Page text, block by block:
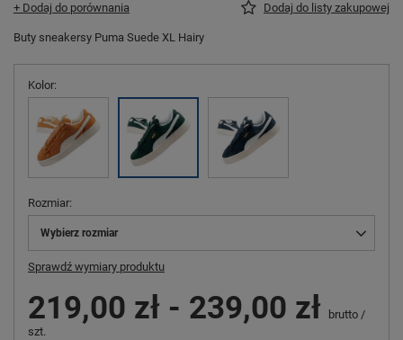
+ Dodaj do porównania Dodaj do listy zakupowej
Buty sneakersy Puma Suede XL Hairy
Kolor
Rozmiar
Wybierz rozmiar
Sprawdź wymiary produktu
219,00 zł - 239,00 zł brutto /
szt.